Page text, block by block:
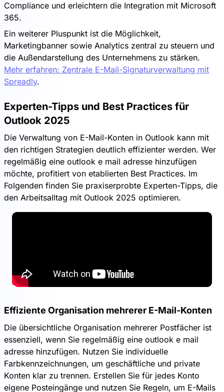
Compliance und erleichtern die Integration mit Microsoft
365.
Ein weiterer Pluspunkt ist die Möglichkeit,
Marketingbanner sowie Analytics zentral zu steuern und
die Außendarstellung des Unternehmens zu stärken.
Mehr erfahren: Zentrale E-Mail-Signaturverwaltung mit
Spreadly.
Experten-Tipps und Best Practices für
Outlook 2025
Die Verwaltung von E-Mail-Konten in Outlook kann mit
den richtigen Strategien deutlich effizienter werden. Wer
regelmäßig eine outlook e mail adresse hinzufügen
möchte, profitiert von etablierten Best Practices. Im
Folgenden finden Sie praxiserprobte Experten-Tipps, die
den Arbeitsalltag mit Outlook 2025 optimieren.
Effiziente Organisation mehrerer E-Mail-Konten
Die übersichtliche Organisation mehrerer Postfächer ist
essenziell, wenn Sie regelmäßig eine outlook e mail
adresse hinzufügen. Nutzen Sie individuelle
Farbkennzeichnungen, um geschäftliche und private
Konten klar zu trennen. Erstellen Sie für jedes Konto
eigene Posteingänge und nutzen Sie Regeln, um E-Mails